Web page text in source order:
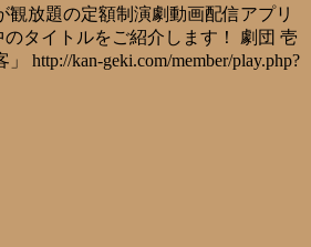
観放題の定額制演劇動画配信アプリ
のタイトルをご紹介します！ 劇団 壱
http://kan-geki.com/member/play.php?